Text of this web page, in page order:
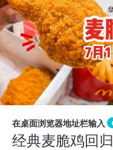
在桌面浏览器地址栏输入
经典麦脆鸡回归